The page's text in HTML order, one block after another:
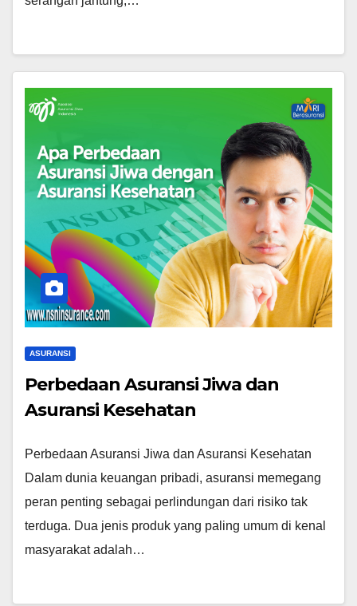
ASURANSI
Perbedaan Asuransi Jiwa dan
Asuransi Kesehatan
Perbedaan Asuransi Jiwa dan Asuransi Kesehatan
Dalam dunia keuangan pribadi, asuransi memegang
peran penting sebagai perlindungan dari risiko tak
terduga. Dua jenis produk yang paling umum di kenal
masyarakat adalah…